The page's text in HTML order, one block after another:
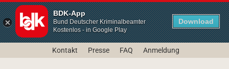
BDK-App
Bund Deutscher Kriminalbeamter
Kostenlos - in Google Play
Download
Kontakt Presse FAQ Anmeldung